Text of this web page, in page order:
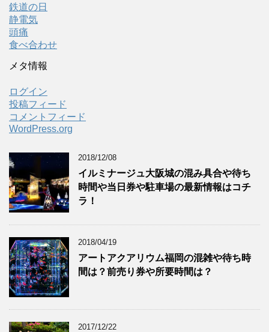
鉄道の日
静電気
頭痛
食べ合わせ
メタ情報
ログイン
投稿フィード
コメントフィード
WordPress.org
2018/12/08
イルミナージュ大阪城の混み具合や待ち
時間や当日券や駐車場の最新情報はコチ
ラ！
2018/04/19
アートアクアリウム福岡の混雑や待ち時
間は？前売り券や所要時間は？
2017/12/22